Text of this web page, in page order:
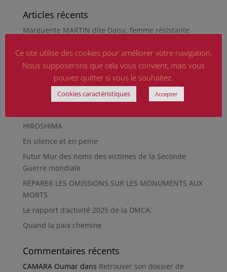
Articles récents
Marguerite MARTIN dite Daisy, femme résistante
d’aujourd’hui
Qu’est-ce qu’était le Sentier des Passeurs, durant la
Seconde Guerre mondiale, à Moussey ?
La revue « Entre les lignes » éditée par l’équipe du
HIROSHIMA
En silence et en peine
Futur Mur des noms des victimes de la Seconde
Guerre mondiale
RÉPARER LES OMISSIONS SUR LES MONUMENTS AUX
MORTS
Le rapport d’activité 2025 de la DMCA.
Quand la paix chemine
Commentaires récents
CAMARA Oumardans Retrouver son dossier de
Ce site utilise des cookies pour améliorer votre navigation.
Nous supposerons que cela vous convient, mais vous
pouvez quitter si vous le souhaitez.
Cookies caractéristiques Accepter